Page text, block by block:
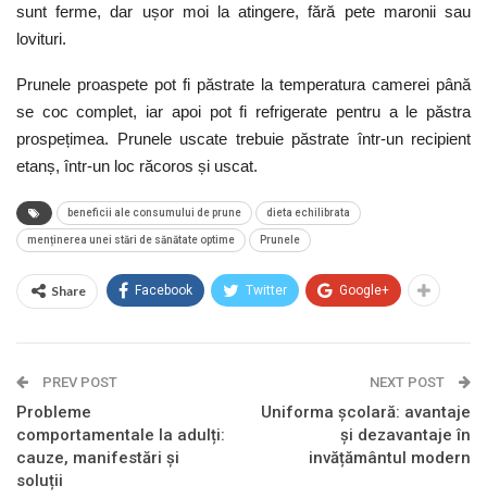
sunt ferme, dar ușor moi la atingere, fără pete maronii sau
lovituri.
Prunele proaspete pot fi păstrate la temperatura camerei până
se coc complet, iar apoi pot fi refrigerate pentru a le păstra
prospețimea. Prunele uscate trebuie păstrate într-un recipient
etanș, într-un loc răcoros și uscat.
beneficii ale consumului de prune dieta echilibrata
menținerea unei stări de sănătate optime Prunele
Share Facebook Twitter Google+
PREV POST
Probleme
comportamentale la adulți:
cauze, manifestări și
soluții
NEXT POST
Uniforma școlară: avantaje
și dezavantaje în
invățământul modern